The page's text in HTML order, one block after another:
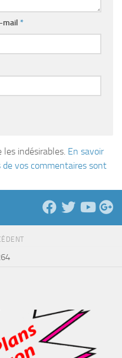
mail *
les indésirables. En savoir
vos commentaires sont